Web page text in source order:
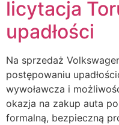
licytacja
upadłości
Na sprzedaż
postępowaniu
wywoławcza i
okazja na zakup auta
formalną, bezpieczną